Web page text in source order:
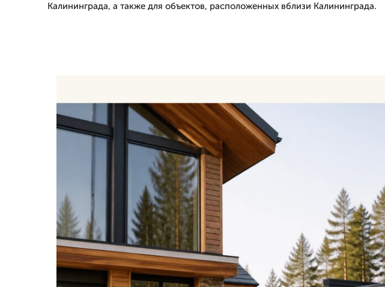
Калининграда, а также для объектов, расположенных вблизи Калининграда.